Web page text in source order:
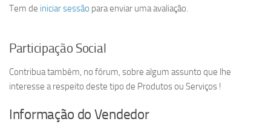
Tem de iniciar sessão para enviar uma avaliação.
Participação Social
Contribua também, no fórum, sobre algum assunto que lhe
interesse a respeito deste tipo de Produtos ou Serviços !
Informação do Vendedor